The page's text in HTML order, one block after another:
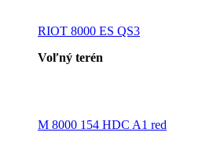
RIOT 8000 ES QS3
Voľný terén
M 8000 154 HDC A1 red